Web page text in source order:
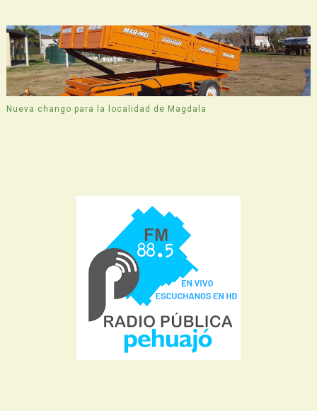
Nueva chango para la localidad de Magdala